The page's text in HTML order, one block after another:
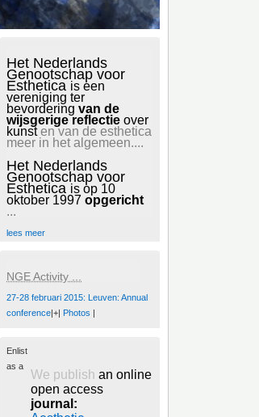
Het Nederlands
Genootschap voor
Esthetica is een
vereniging ter
bevordering van de
wijsgerige reflectie over
kunsten van de esthetica
meer in het algemeen....
Het Nederlands
Genootschap voor
Esthetica is op 10
oktober 1997 opgericht
...
lees meer
NGE Activity ...
27-28 februari 2015: Leuven: Annual
conference|+| Photos |
We publish an online
open access
journal:
Enlist
as a